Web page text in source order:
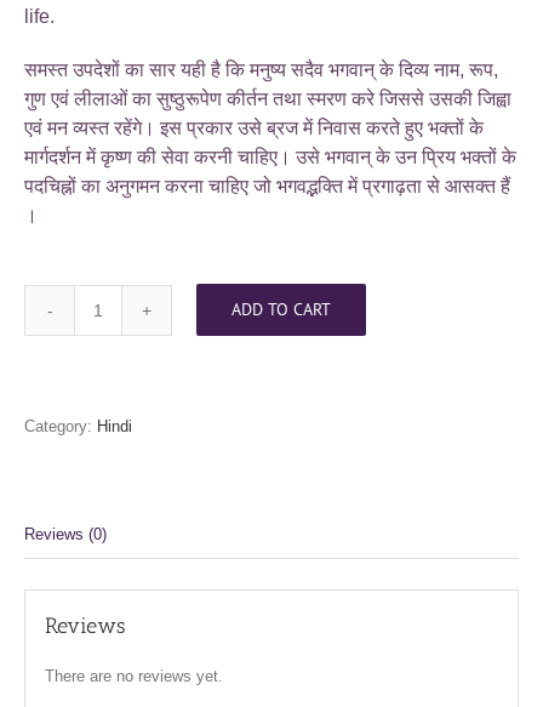
life.
समस्त उपदेशों का सार यही है कि मनुष्य सदैव भगवान् के दिव्य नाम, रूप,
गुण एवं लीलाओं का सुष्ठुरूपेण कीर्तन तथा स्मरण करे जिससे उसकी जिह्वा
एवं मन व्यस्त रहेंगे। इस प्रकार उसे ब्रज में निवास करते हुए भक्तों के
मार्गदर्शन में कृष्ण की सेवा करनी चाहिए। उसे भगवान् के उन प्रिय भक्तों के
पदचिह्नों का अनुगमन करना चाहिए जो भगवद्भक्ति में प्रगाढ़ता से आसक्त हैं
।
Sri
ADD TO CART
Category: Hindi
Reviews (0)
Reviews
There are no reviews yet.